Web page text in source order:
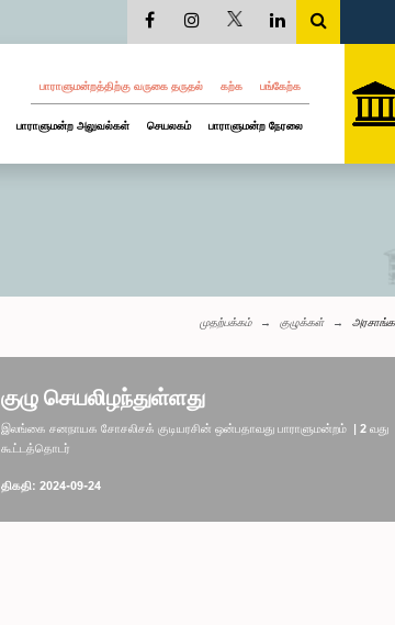
பாராளுமன்றத்திற்கு வருகை தருதல் கற்க பங்கேற்க
பாராளுமன்ற அலுவல்கள் செயலகம் பாராளுமன்ற நேரலை
முதற்பக்கம் குழுக்கள் அரசாங்க
குழு செயலிழந்துள்ளது
இலங்கை சனநாயக சோசலிசக் குடியரசின் ஒன்பதாவது பாராளுமன்றம் | 2 வது
கூட்டத்தொடர்
திகதி: 2024-09-24